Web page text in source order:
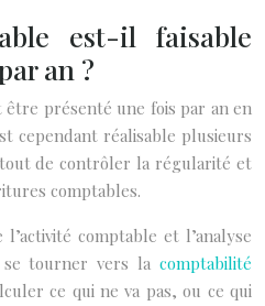
est-il faisable
an ?
présenté une fois par an en
cependant réalisable plusieurs
de contrôler la régularité et
comptables.
comptable et l’analyse
tourner vers la comptabilité
ce qui ne va pas, ou ce qui